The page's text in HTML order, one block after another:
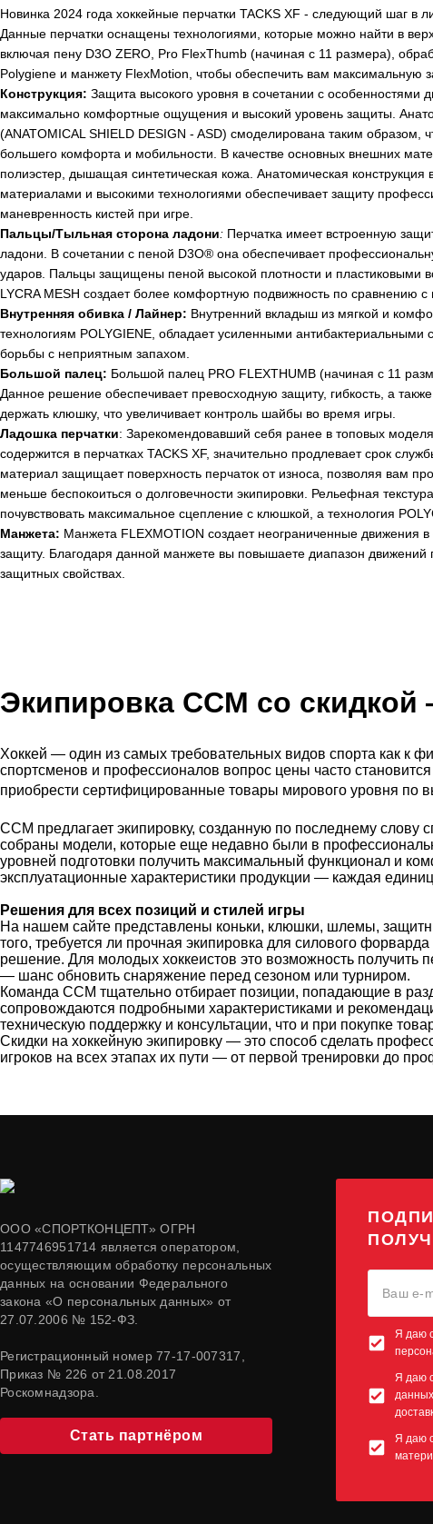
Новинка 2024 года хоккейные перчатки TACKS XF - следующий шаг в
Данные перчатки оснащены технологиями, которые можно найти в
включая пену D3O ZERO , Pro FlexThumb (начиная с 11 размера),
Polygiene и манжету FlexMotion, чтобы обеспечить вам максимальную
Конструкция: Защита высокого уровня в сочетании с особенностями
максимально комфортные ощущения и высокий уровень защиты.
(ANATOMICAL SHIELD DESIGN - ASD) смоделирована таким образом,
большего комфорта и мобильности. В качестве основных внешних
полиэстер, дышащая синтетическая кожа. Анатомическая конструкция
материалами и высокими технологиями обеспечивает защиту
маневренность кистей при игре.
Пальцы/Тыльная сторона ладони: Перчатка имеет встроенную
ладони. В сочетании с пеной D3O® она обеспечивает
ударов. Пальцы защищены пеной высокой плотности и пластиковыми
LYCRA MESH создает более комфортную подвижность по сравнению
Внутренняя обивка / Лайнер: Внутренний вкладыш из мягкой и
технологиям POLYGIENE, обладает усиленными антибактериальными
борьбы с неприятным запахом.
Большой палец: Большой палец PRO FLEXTHUMB (начиная с 11
Данное решение обеспечивает превосходную защиту, гибкость, а
держать клюшку, что увеличивает контроль шайбы во время игры.
Ладошка перчатки: Зарекомендовавший себя ранее в топовых
содержится в перчатках TACKS XF, значительно продлевает срок
материал защищает поверхность перчаток от износа, позволяя вам
меньше беспокоиться о долговечности экипировки. Рельефная
почувствовать максимальное сцепление с клюшкой, а технология
Манжета: Манжета FLEXMOTION создает неограниченные движения в
защиту. Благодаря данной манжете вы повышаете диапазон движений
защитных свойствах.
Экипировка CCM со скидкой
Хоккей — один из самых требовательных видов спорта как к
спортсменов и профессионалов вопрос цены часто
приобрести сертифицированные товары мирового уровня по
CCM предлагает экипировку, созданную по последнему
собраны модели, которые еще недавно были в
уровней подготовки получить максимальный функционал и
эксплуатационные характеристики продукции — каждая
Решения для всех позиций и стилей игры
На нашем сайте представлены коньки, клюшки, шлемы,
того, требуется ли прочная экипировка для силового
решение. Для молодых хоккеистов это возможность
— шанс обновить снаряжение перед сезоном или турниром.
Команда CCM тщательно отбирает позиции, попадающие в
сопровождаются подробными характеристиками и
техническую поддержку и консультации, что и при покупке
Скидки на хоккейную экипировку — это способ сделать
игроков на всех этапах их пути — от первой тренировки до
ООО «СПОРТКОНЦЕПТ» ОГРН
1147746951714 является оператором,
осуществляющим обработку персональных
данных на основании Федерального
закона «О персональных данных» от
27.07.2006 № 152-ФЗ.
Регистрационный номер 77-17-007317,
Приказ № 226 от 21.08.2017
Роскомнадзора.
Стать партнёром
Я даю
Я даю
Я даю